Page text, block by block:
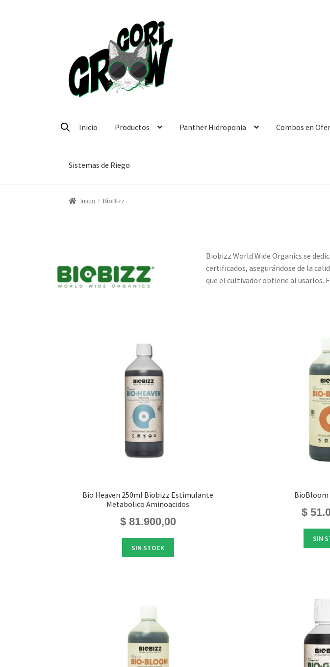
navegación
página
Inicio Productos Panther Hidroponia Combos en
Sistemas de Riego
Inicio BioBizz
Biobizz World Wide Organics se
certificados, asegurándose de la
que el cultivador obtiene al usarlos.
Bio Heaven 250ml Biobizz Estimulante
Metabolico Aminoacidos
$81.900,00
SIN STOCK
BioBloom
$
SIN